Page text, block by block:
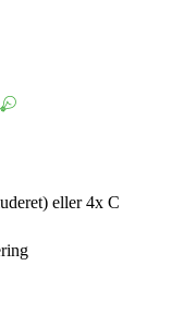
eller 4x C